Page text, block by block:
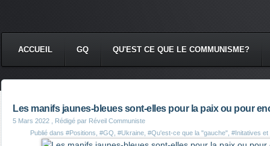
ACCUEIL GQ QU'EST CE QUE LE COMMUNISME?
Les manifs jaunes-bleues sont-elles pour la paix ou pour
5 Mars 2022 , Rédigé par Réveil Communiste
Publié dans #Positions #GQ #Ukraine #Qu'est-ce que la "gauche" #Initatives